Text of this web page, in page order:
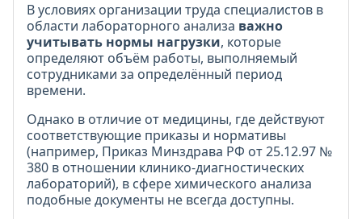
В условиях организации труда специалистов в
области лабораторного анализа важно
учитывать нормы нагрузки, которые
определяют объём работы, выполняемый
сотрудниками за определённый период
времени.
Однако в отличие от медицины, где действуют
соответствующие приказы и нормативы
(например, Приказ Минздрава РФ от 25.12.97 №
380 в отношении клинико-диагностических
лабораторий), в сфере химического анализа
подобные документы не всегда доступны.